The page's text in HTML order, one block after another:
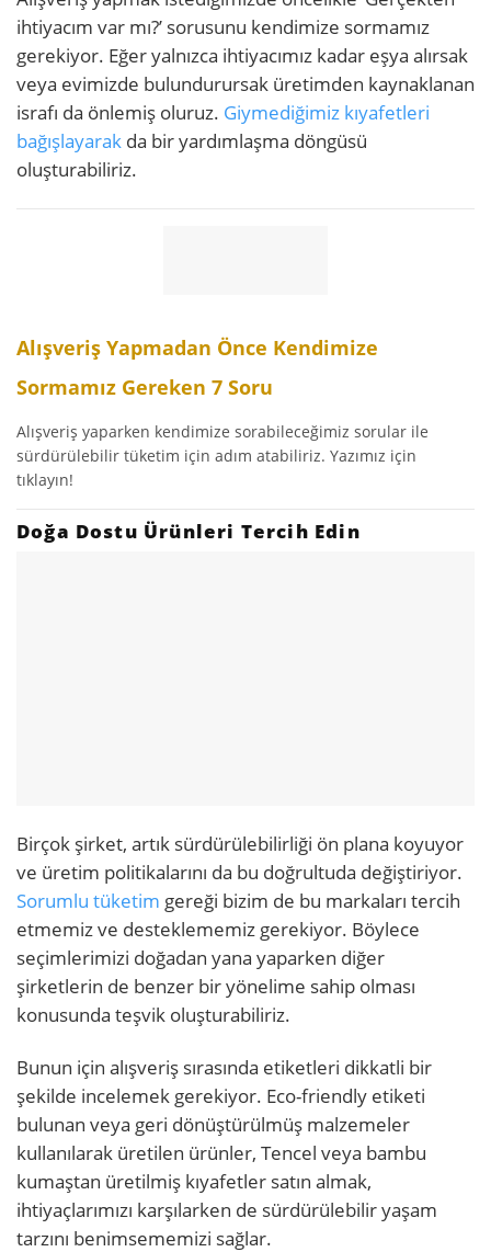
ihtiyacım var mı?’ sorusunu kendimize sormamız
gerekiyor. Eğer yalnızca ihtiyacımız kadar eşya alırsak
veya evimizde bulundurursak üretimden kaynaklanan
israfı da önlemiş oluruz. Giymediğimiz kıyafetleri
bağışlayarak da bir yardımlaşma döngüsü
oluşturabiliriz.
Alışveriş Yapmadan Önce Kendimize
Sormamız Gereken 7 Soru
Alışveriş yaparken kendimize sorabileceğimiz sorular ile
sürdürülebilir tüketim için adım atabiliriz. Yazımız için
tıklayın!
Doğa Dostu Ürünleri Tercih Edin
Birçok şirket, artık sürdürülebilirliği ön plana koyuyor
ve üretim politikalarını da bu doğrultuda değiştiriyor.
Sorumlu tüketim gereği bizim de bu markaları tercih
etmemiz ve desteklememiz gerekiyor. Böylece
seçimlerimizi doğadan yana yaparken diğer
şirketlerin de benzer bir yönelime sahip olması
konusunda teşvik oluşturabiliriz.
Bunun için alışveriş sırasında etiketleri dikkatli bir
şekilde incelemek gerekiyor. Eco-friendly etiketi
bulunan veya geri dönüştürülmüş malzemeler
kullanılarak üretilen ürünler, Tencel veya bambu
kumaştan üretilmiş kıyafetler satın almak,
ihtiyaçlarımızı karşılarken de sürdürülebilir yaşam
tarzını benimsememizi sağlar.